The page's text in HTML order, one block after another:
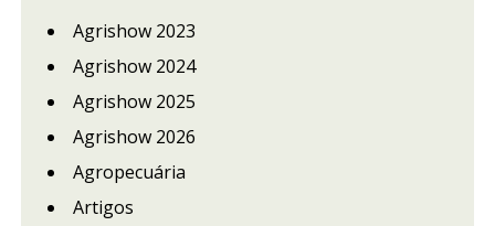
Agrishow 2023
Agrishow 2024
Agrishow 2025
Agrishow 2026
Agropecuária
Artigos